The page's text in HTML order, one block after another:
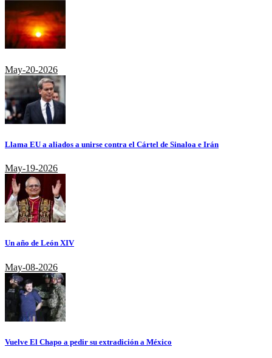
May-20-2026
Llama EU a aliados a unirse contra el Cártel de Sinaloa e Irán
May-19-2026
Un año de León XIV
May-08-2026
Vuelve El Chapo a pedir su extradición a México